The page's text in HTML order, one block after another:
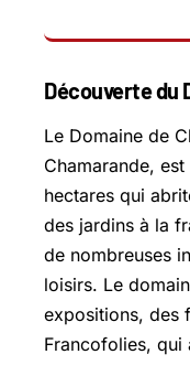
Découverte du
Le Domaine de
Chamarande,
hectares qui
des jardins à la
de nombreuses
loisirs. Le
expositions, des
Francofolies, qui